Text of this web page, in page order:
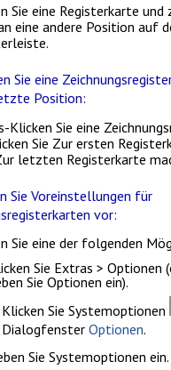
Sie eine Registerkarte und
eine andere Position auf
Sie eine
Position:
Klicken Sie eine
Sie Zur ersten
letzten Registerkarte
Sie Voreinstellungen für
vor:
Sie eine der folgenden
Sie Extras > Optionen
SieOptionen ein).
Klicken SieSystemoptionen
DialogfensterOptionen.
SieSystemoptionen ein.